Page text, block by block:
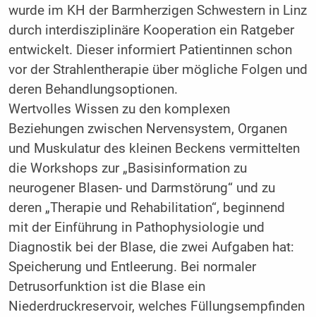
wurde im KH der Barmherzigen Schwestern in Linz
durch interdisziplinäre Kooperation ein Ratgeber
entwickelt. Dieser informiert Patientinnen schon
vor der Strahlentherapie über mögliche Folgen und
deren Behandlungsoptionen.
Wertvolles Wissen zu den komplexen
Beziehungen zwischen Nervensystem, Organen
und Muskulatur des kleinen Beckens vermittelten
die Workshops zur „Basisinformation zu
neurogener Blasen- und Darmstörung“ und zu
deren „Therapie und Rehabilitation“, beginnend
mit der Einführung in Pathophysiologie und
Diagnostik bei der Blase, die zwei Aufgaben hat:
Speicherung und Entleerung. Bei normaler
Detrusorfunktion ist die Blase ein
Niederdruckreservoir, welches Füllungsempfinden